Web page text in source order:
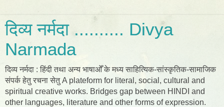
दिव्य नर्मदा .......... Divya
Narmada
दिव्य नर्मदा : हिंदी तथा अन्य भाषाओँ के मध्य साहित्यिक-सांस्कृतिक-सामाजिक
संपर्क हेतु रचना सेतु A plateform for literal, social, cultural and
spiritual creative works. Bridges gap between HINDI and
other languages, literature and other forms of expression.